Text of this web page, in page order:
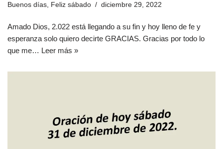
Buenos días Feliz sábado diciembre 29, 2022
Amado Dios, 2.022 está llegando a su fin y hoy lleno de fe y
esperanza solo quiero decirte GRACIAS. Gracias por todo lo
que me… Leer más »